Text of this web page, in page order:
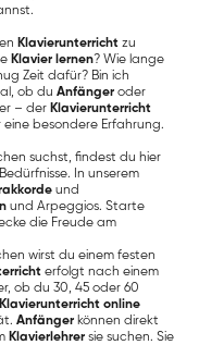
Klavierunterricht zu
Klavier lernen? Wie lange
Zeit dafür? Bin ich
ob duAnfänger oder
– der Klavierunterricht
besondere Erfahrung.
suchst, findest du hier
In unserem
und
und Arpeggios. Starte
die Freude am
wirst du einem festen
erfolgt nach einem
ob du 30, 45 oder 60
Klavierunterricht online
Anfänger können direkt
Klavierlehrer sie suchen. Sie